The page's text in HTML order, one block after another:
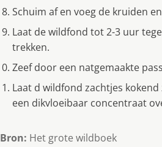
Schuim af en voeg de kruiden
Laat de wildfond tot 2-3 uur
trekken.
Zeef door een natgemaakte
Laat d wildfond zachtjes
een dikvloeibaar concentraat
Bron: Het grote wildboek